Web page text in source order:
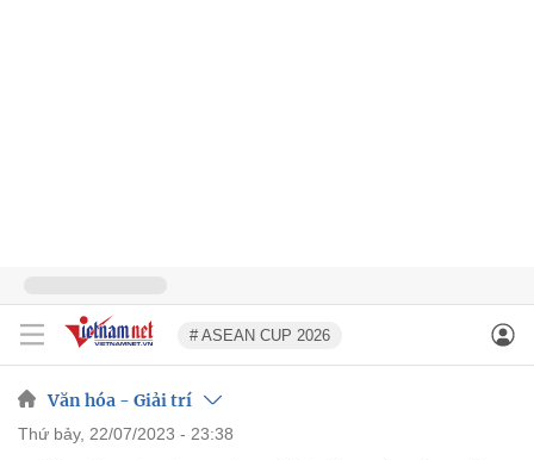
# ASEAN CUP 2026
Văn hóa - Giải trí
thứ bảy, 22/07/2023 - 23:38